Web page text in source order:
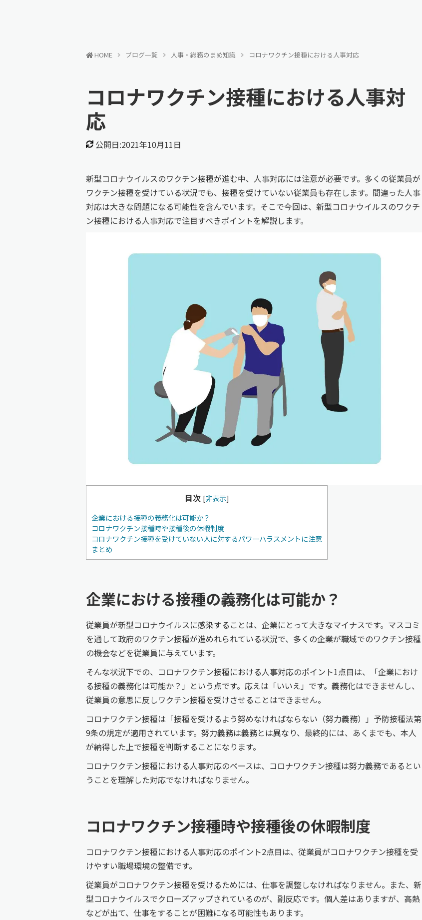
HOME ブログ一覧 人事・総務のまめ知識 コロナワクチン接種における人事対応
コロナワクチン接種における人事対
応
公開日:2021年10月11日
新型コロナウイルスのワクチン接種が進む中、人事対応には注意が必要です。多くの従業員が
ワクチン接種を受けている状況でも、接種を受けていない従業員も存在します。間違った人事
対応は大きな問題になる可能性を含んでいます。そこで今回は、新型コロナウイルスのワクチ
ン接種における人事対応で注目すべきポイントを解説します。
目次 [非表示]
企業における接種の義務化は可能か？
コロナワクチン接種時や接種後の休暇制度
コロナワクチン接種を受けていない人に対するパワーハラスメントに注意
まとめ
企業における接種の義務化は可能か？
従業員が新型コロナウイルスに感染することは、企業にとって大きなマイナスです。マスコミ
を通して政府のワクチン接種が進めれられている状況で、多くの企業が職域でのワクチン接種
の機会などを従業員に与えています。
そんな状況下での、コロナワクチン接種における人事対応のポイント1点目は、「企業におけ
る接種の義務化は可能か？」という点です。応えは「いいえ」です。義務化はできませんし、
従業員の意思に反しワクチン接種を受けさせることはできません。
コロナワクチン接種は「接種を受けるよう努めなければならない（努力義務）」予防接種法第
9条の規定が適用されています。努力義務は義務とは異なり、最終的には、あくまでも、本人
が納得した上で接種を判断することになります。
コロナワクチン接種における人事対応のベースは、コロナワクチン接種は努力義務であるとい
うことを理解した対応でなければなりません。
コロナワクチン接種時や接種後の休暇制度
コロナワクチン接種における人事対応のポイント2点目は、従業員がコロナワクチン接種を受
けやすい職場環境の整備です。
従業員がコロナワクチン接種を受けるためには、仕事を調整しなければなりません。また、新
型コロナウイルスでクローズアップされているのが、副反応です。個人差はありますが、高熱
などが出て、仕事をすることが困難になる可能性もあります。